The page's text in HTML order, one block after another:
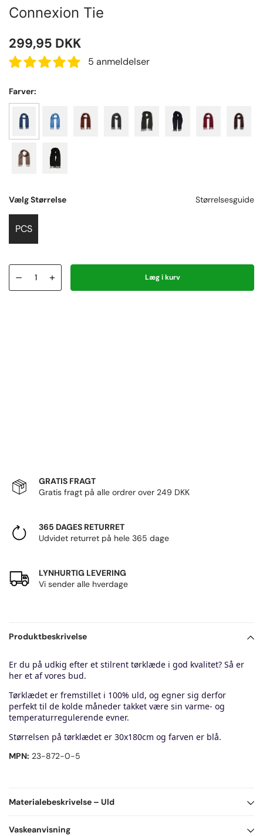
Connexion Tie
299,95 DKK
5 anmeldelser
Farver:
Vælg Størrelse Størrelsesguide
PCS
– + Læg i kurv
GRATIS FRAGT
Gratis fragt på alle ordrer over 249 DKK
365 DAGES RETURRET
Udvidet returret på hele 365 dage
LYNHURTIG LEVERING
Vi sender alle hverdage
Produktbeskrivelse
Er du på udkig efter et stilrent tørklæde i god kvalitet? Så er
her et af vores bud.
Tørklædet er fremstillet i 100% uld, og egner sig derfor
perfekt til de kolde måneder takket være sin varme- og
temperaturregulerende evner.
Størrelsen på tørklædet er 30x180cm og farven er blå.
MPN: 23-872-0-5
Materialebeskrivelse – Uld
100% Uld
Vaskeanvisning